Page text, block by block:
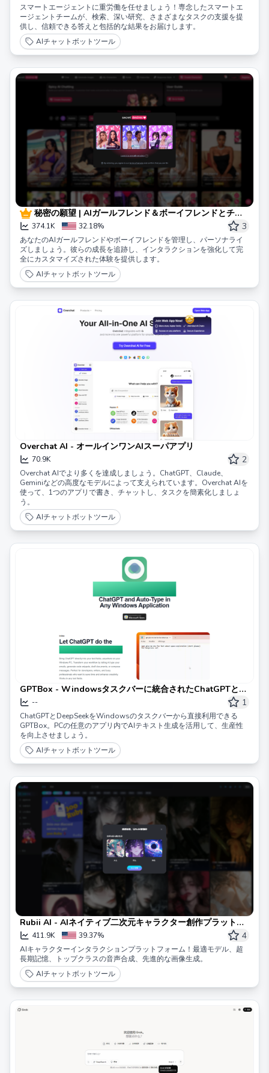
スマートエージェントに重労働を任せましょう！専念したスマートエ
ージェントチームが、検索、深い研究、さまざまなタスクの支援を提
供し、信頼できる答えと包括的な結果をお届けします。
AIチャットボットツール
秘密の願望 | AIガールフレンド＆ボーイフレンドとチャ
ット
374.1K 32.18% 3
あなたのAIガールフレンドやボーイフレンドを管理し、パーソナライ
ズしましょう。彼らの成長を追跡し、インタラクションを強化して完
全にカスタマイズされた体験を提供します。
AIチャットボットツール
Overchat AI - オールインワンAIスーパアプリ
70.9K 2
Overchat AIでより多くを達成しましょう。ChatGPT、Claude、
Geminiなどの高度なモデルによって支えられています。Overchat AIを
使って、1つのアプリで書き、チャットし、タスクを簡素化しましょ
う。
AIチャットボットツール
GPTBox - Windowsタスクバーに統合されたChatGPTと
DeepSeek
-- 1
ChatGPTとDeepSeekをWindowsのタスクバーから直接利用できる
GPTBox。PCの任意のアプリ内でAIテキスト生成を活用して、生産性
を向上させましょう。
AIチャットボットツール
Rubii AI - AIネイティブ二次元キャラクター創作プラットフ
ォーム411.9K 39.37% 4
AIキャラクターインタラクションプラットフォーム！最適モデル、超
長期記憶、トップクラスの音声合成、先進的な画像生成。
AIチャットボットツール